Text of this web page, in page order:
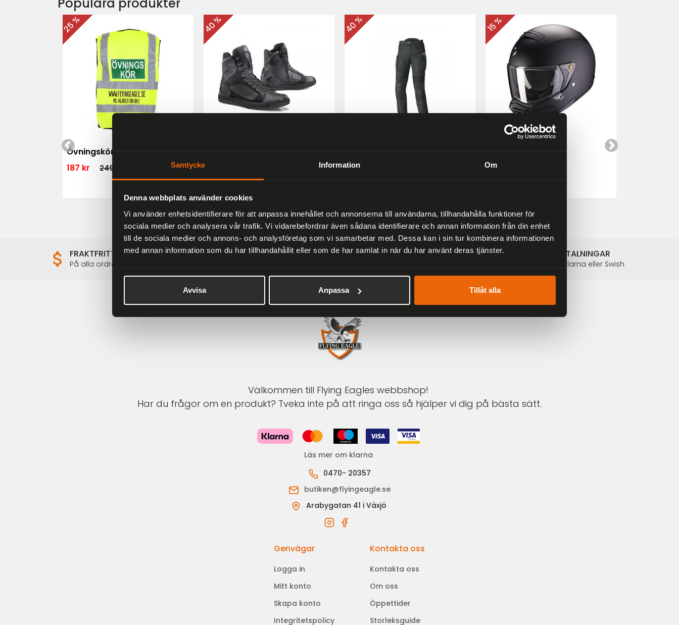
Samtycke Information Om
Denna webbplats använder cookies
Vi använder enhetsidentifierare för att anpassa innehållet och annonserna till användarna, tillhandahålla funktioner för
sociala medier och analysera vår trafik. Vi vidarebefordrar även sådana identifierare och annan information från din enhet
till de sociala medier och annons- och analysföretag som vi samarbetar med. Dessa kan i sin tur kombinera informationen
med annan information som du har tillhandahållit eller som de har samlat in när du har använt deras tjänster.
Avvisa Anpassa Tillåt alla
25 %
Övningskörningsväst MC
187 kr
249 kr
40 % 40 %
Touring/Enduro MC-byxa
15 %
Mattsvart
FRAKTFRITT
På alla ordrar över 2000 kr
1-3 DAGAR LEVERANS SÄKRA BETALNINGAR
Betalkort, Klarna eller Swish
Välkommen till Flying Eagles webbshop!
Har du frågor om en produkt? Tveka inte på att ringa oss så hjälper vi dig på bästa sätt.
Läs mer om klarna
0470- 20357
butiken@flyingeagle.se
Arabygatan 41 i Växjö
Genvägar
Logga in
Mitt konto
Skapa konto
Integritetspolicy
Kontakta oss
Kontakta oss
Om oss
Öppettider
Storleksguide